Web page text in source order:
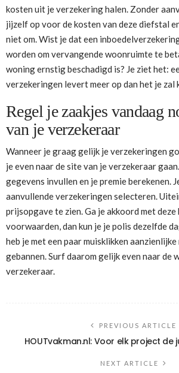
kosten uit je verzekering halen. Zonder
jijzelf op voor de kosten van deze diefstal
niet om. Wist je dat een
worden om vervangende woonruimte te
woning ernstig beschadigd is? Je ziet het:
verzekeringen levert meer op dan het je zal
Regel je zaakjes vandaag
van je verzekeraar
Wanneer je graag gelijk je verzekeringen
je even naar de site van je verzekeraar
gegevens invullen en je premie berekenen.
aanvullende verzekeringen selecteren.
prijsopgave te zien. Ga je akkoord met deze
voorwaarden, dan kun je je polis dezelfde
heb je met een paar muisklikken aanzienlijke
gebannen. Surf daarom gelijk even naar de
verzekeraar.
PREVIOUS ARTICLE
HOUTvakman.nl: Voor elk project de
NEXT ARTICLE